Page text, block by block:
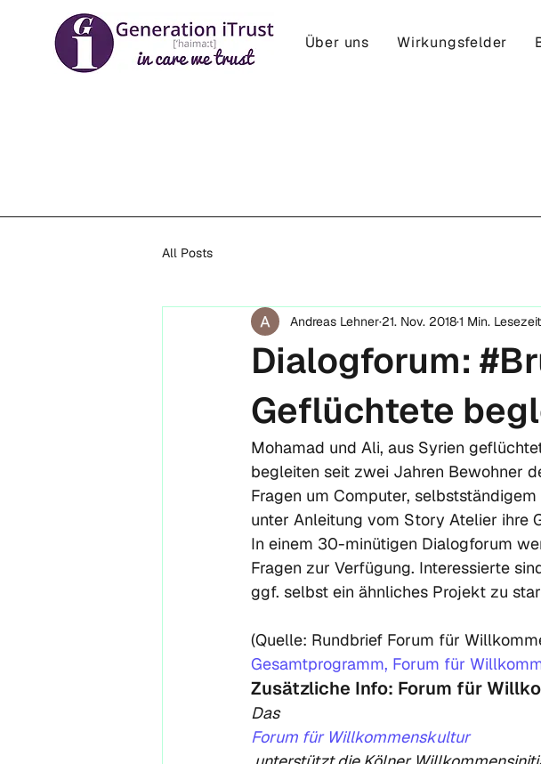
Über uns Wirkungsfelder
All Posts
Dialogforum:
Geflüchtete
Andreas Lehner 21. Nov. 20181 Min. Lesezeit
Mohamad und Ali, aus Syrien
begleiten seit zwei Jahren Bewohner
Fragen um Computer,
unter Anleitung vom Story Atelier ihre
In einem 30-minütigen Dialogforum
Fragen zur Verfügung. Interessierte
ggf. selbst ein ähnliches Projekt zu
(Quelle: Rundbrief Forum für
Gesamtprogramm, Forum für
Zusätzliche Info: Forum für
Das
Forum für Willkommenskultur